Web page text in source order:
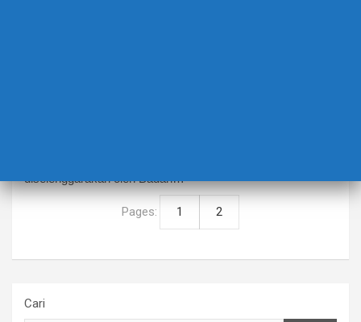
diselenggarakan oleh Badan…
Pages: 1 2
Cari